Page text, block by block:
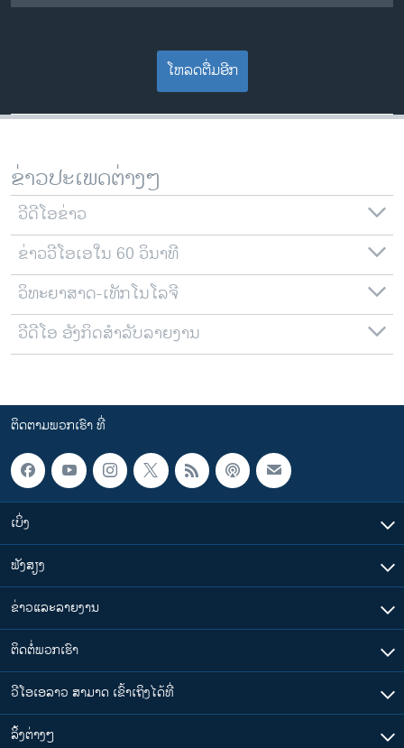
ໂຫລດຕື່ມອີກ
ຂ່າວປະເພດຕ່າງໆ
ວີດີໂອຂ່າວ
ຂ່າວວີໂອເອໃນ 60 ວິນາທີ
ວິທະຍາສາດ-ເທັກໂນໂລຈີ
ວີດີໂອ ອັງກິດສຳລັບລາຍງານ
ຕິດຕາມພວກເຮົາ ທີ່
ເບິ່ງ
ຟັງສຽງ
ຂ່າວແລະລາຍງານ
ຕິດຕໍ່ພວກເຮົາ
ວີໂອເອລາວ ສາມາດ ເຂົ້າເຖິງໄດ້ທີ່
​ລິ້ງ​ຕ່າງໆ